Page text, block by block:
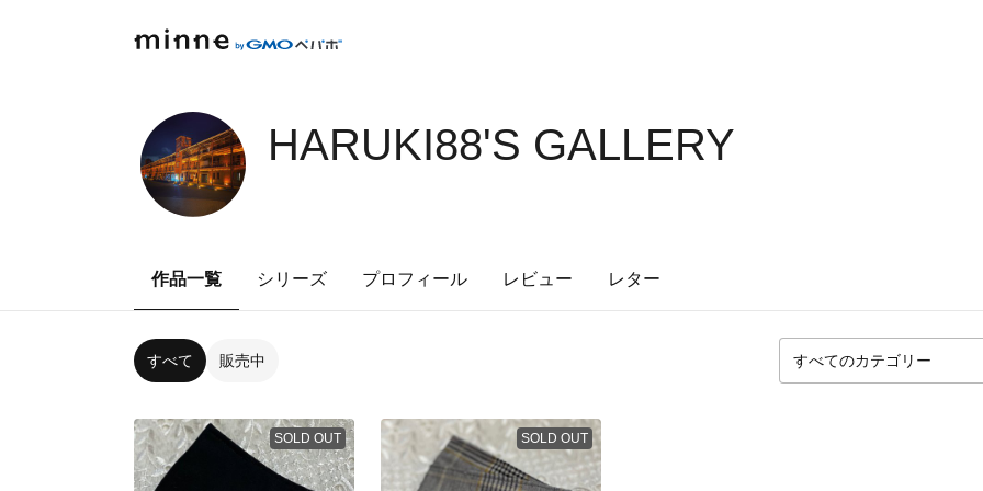
HARUKI88'S GALLERY
作品一覧 シリーズ プロフィール レビュー レター
すべて 販売中
SOLD OUT SOLD OUT